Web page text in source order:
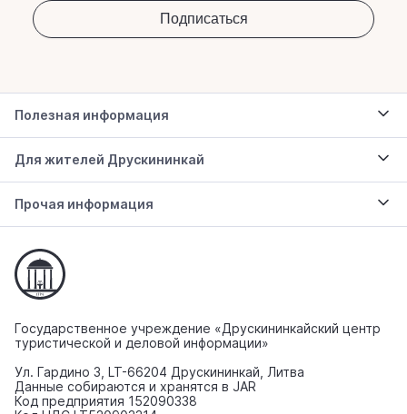
Полезная информация
Для жителей Друскининкай
Прочая информация
Государственное учреждение «Друскининкайский центр
туристической и деловой информации»
Ул. Гардино 3, LT-66204 Друскининкай, Литва
Данные собираются и хранятся в JAR
Код предприятия 152090338